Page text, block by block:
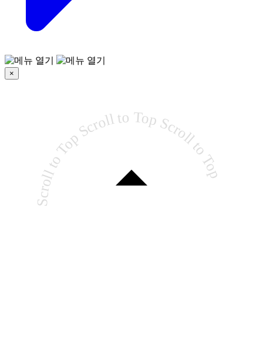
×
Scroll to Top Scroll to Top Scroll to Top